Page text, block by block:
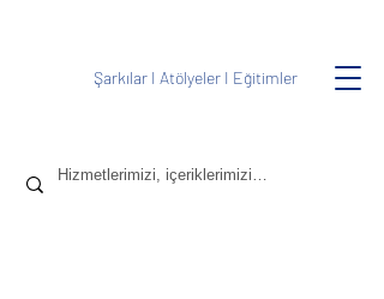
Şarkılar I Atölyeler I Eğitimler